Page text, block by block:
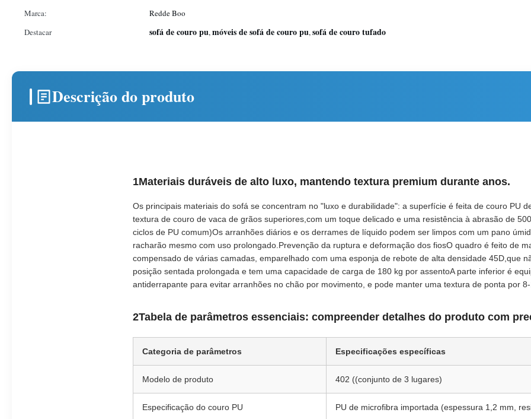
Marca:
Redde Boo
Destacar
sofá de couro pu,móveis de sofá de couro pu,sofá de couro tufado
Descrição do produto
1Materiais duráveis de alto luxo, mantendo textura premium durante anos.
Os principais materiais do sofá se concentram no "luxo e durabilidade": a superfície é feita de couro PU
textura de couro de vaca de grãos superiores,com um toque delicado e uma resistência à abrasão de
ciclos de PU comum)Os arranhões diários e os derrames de líquido podem ser limpos com um pano
racharão mesmo com uso prolongado.Prevenção da ruptura e deformação dos fiosO quadro é feito de
compensado de várias camadas, emparelhado com uma esponja de rebote de alta densidade 45D,que
posição sentada prolongada e tem uma capacidade de carga de 180 kg por assentoA parte inferior é
antiderrapante para evitar arranhões no chão por movimento, e pode manter uma textura de ponta por
2Tabela de parâmetros essenciais: compreender detalhes do produto com
Categoria de parâmetros Especificações específicas
Modelo de produto 402 ((conjunto de 3 lugares)
Especificação do couro PU PU de microfibra importada (espessura 1,2 mm,